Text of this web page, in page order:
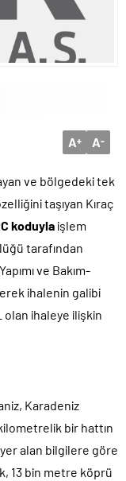
A+ A-
ve bölgedeki tek
taşıyan Kıraç
koduyla işlem
tarafından
ve Bakım-
ihalenin galibi
olan ihaleye ilişkin
Karadeniz
bir hattın
alan bilgilere göre
13 bin metre köprü